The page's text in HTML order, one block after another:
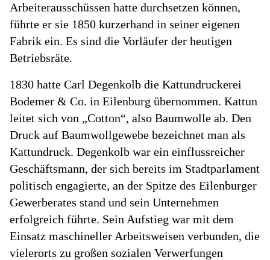
Arbeiterausschüssen hatte durchsetzen können,
führte er sie 1850 kurzerhand in seiner eigenen
Fabrik ein. Es sind die Vorläufer der heutigen
Betriebsräte.
1830 hatte Carl Degenkolb die Kattundruckerei
Bodemer & Co. in Eilenburg übernommen. Kattun
leitet sich von „Cotton“, also Baumwolle ab. Den
Druck auf Baumwollgewebe bezeichnet man als
Kattundruck. Degenkolb war ein einflussreicher
Geschäftsmann, der sich bereits im Stadtparlament
politisch engagierte, an der Spitze des Eilenburger
Gewerberates stand und sein Unternehmen
erfolgreich führte. Sein Aufstieg war mit dem
Einsatz maschineller Arbeitsweisen verbunden, die
vielerorts zu großen sozialen Verwerfungen